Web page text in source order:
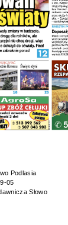
Podlasia
05
Słowo